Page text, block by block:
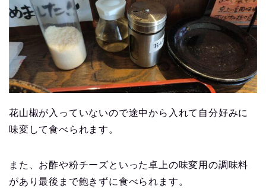
花山椒が入っていないので途中から入れて自分好みに
味変して食べられます。
また、お酢や粉チーズといった卓上の味変用の調味料
があり最後まで飽きずに食べられます。